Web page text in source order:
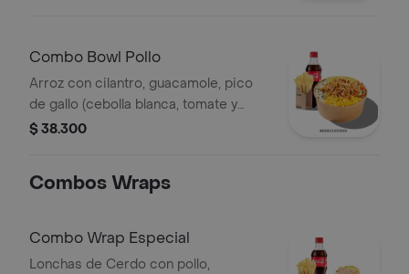
Combo Bowl Pollo
Arroz con cilantro, guacamole, pico
de gallo (cebolla blanca, tomate y
cilantro), maíz tierno, hogo y pechuga
$ 38.300
Combos Wraps
Combo Wrap Especial
Lonchas de Cerdo con pollo,